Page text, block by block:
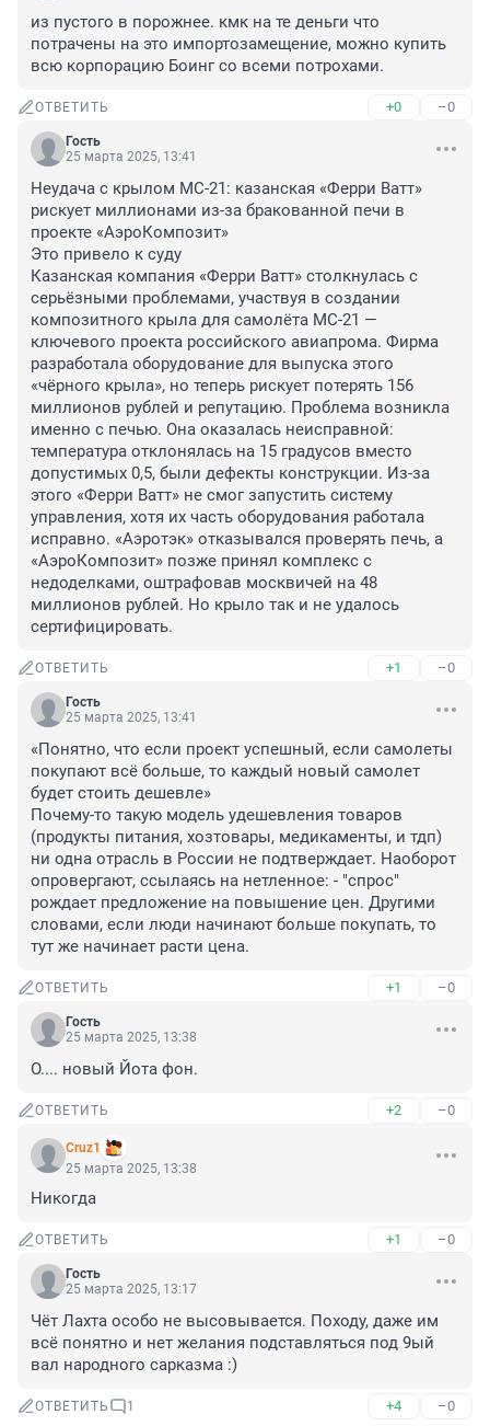
из пустого в порожнее. кмк на те деньги что
потрачены на это импортозамещение, можно купить
всю корпорацию Боинг со всеми потрохами.
ОТВЕТИТЬ +0 –0
Гость
25 марта 2025, 13:41
Неудача с крылом МС-21: казанская «Ферри Ватт»
рискует миллионами из-за бракованной печи в
проекте «АэроКомпозит»
Это привело к суду
Казанская компания «Ферри Ватт» столкнулась с
серьёзными проблемами, участвуя в создании
композитного крыла для самолёта МС-21 —
ключевого проекта российского авиапрома. Фирма
разработала оборудование для выпуска этого
«чёрного крыла», но теперь рискует потерять 156
миллионов рублей и репутацию. Проблема возникла
именно с печью. Она оказалась неисправной:
температура отклонялась на 15 градусов вместо
допустимых 0,5, были дефекты конструкции. Из-за
этого «Ферри Ватт» не смог запустить систему
управления, хотя их часть оборудования работала
исправно. «Аэротэк» отказывался проверять печь, а
«АэроКомпозит» позже принял комплекс с
недоделками, оштрафовав москвичей на 48
миллионов рублей. Но крыло так и не удалось
сертифицировать.
ОТВЕТИТЬ +1 –0
Гость
25 марта 2025, 13:41
«Понятно, что если проект успешный, если самолеты
покупают всё больше, то каждый новый самолет
будет стоить дешевле»
Почему-то такую модель удешевления товаров
(продукты питания, хозтовары, медикаменты, и тдп)
ни одна отрасль в России не подтверждает. Наоборот
опровергают, ссылаясь на нетленное: - "спрос"
рождает предложение на повышение цен. Другими
словами, если люди начинают больше покупать, то
тут же начинает расти цена.
ОТВЕТИТЬ +1 –0
Гость
25 марта 2025, 13:38
О.... новый Йота фон.
ОТВЕТИТЬ +2 –0
Cruz1
25 марта 2025, 13:38
Никогда
ОТВЕТИТЬ +1 –0
Гость
25 марта 2025, 13:17
Чёт Лахта особо не высовывается. Походу, даже им
всё понятно и нет желания подставляться под 9ый
вал народного сарказма :)
ОТВЕТИТЬ 1 +4 –0